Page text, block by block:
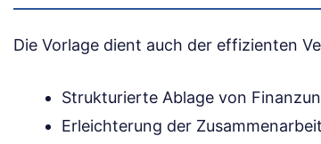
Die Vorlage dient auch der effizienten
Strukturierte Ablage von
Erleichterung der